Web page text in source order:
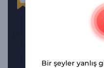
Bir şeyler yanlış